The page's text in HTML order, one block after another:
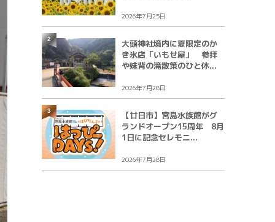
2026年7月25日
大頭神社境内に夏限定のか
き氷店「いもせ屋」 参拝
や妹背の滝散策のひと休...
2026年7月28日
2
【廿日市】宮島水族館がグ
ランドオープン15周年 8月
1日に記念セレモニ...
2026年7月28日
3